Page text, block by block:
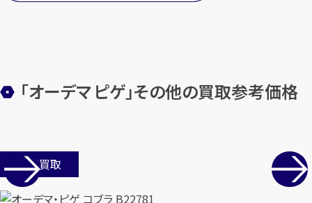
「オーデマ ピゲ」その他の買取参考価格
店舗買取